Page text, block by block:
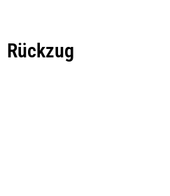
Rückzug